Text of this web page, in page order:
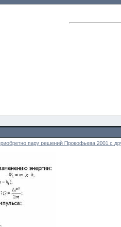
пару решений Прокофьева 2001 с